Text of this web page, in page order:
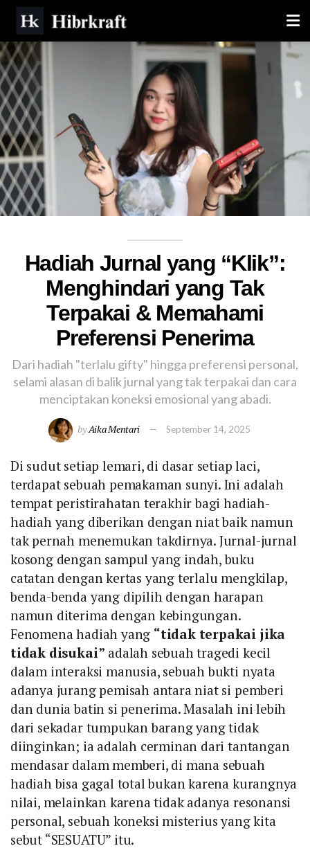
Hadiah Jurnal yang “Klik”:
Menghindari yang Tak
Terpakai & Memahami
Preferensi Penerima
Dari hadiah "terlalu gifty" hingga preferensi personal,
selami alasan di balik jurnal yang tak terpakai dan cara
menciptakan koneksi emosional yang abadi.
byAika Mentari September 14, 2025
Di sudut setiap lemari, di dasar setiap laci,
terdapat sebuah pemakaman sunyi. Ini adalah
tempat peristirahatan terakhir bagi hadiah-
hadiah yang diberikan dengan niat baik namun
tak pernah menemukan takdirnya. Jurnal-jurnal
kosong dengan sampul yang indah, buku
catatan dengan kertas yang terlalu mengkilap,
benda-benda yang dipilih dengan harapan
namun diterima dengan kebingungan.
Fenomena hadiah yang “tidak terpakai jika
tidak disukai” adalah sebuah tragedi kecil
dalam interaksi manusia, sebuah bukti nyata
adanya jurang pemisah antara niat si pemberi
dan dunia batin si penerima. Masalah ini lebih
dari sekadar tumpukan barang yang tidak
diinginkan; ia adalah cerminan dari tantangan
mendasar dalam memberi, di mana sebuah
hadiah bisa gagal total bukan karena kurangnya
nilai, melainkan karena tidak adanya resonansi
personal, sebuah koneksi misterius yang kita
sebut “SESUATU” itu.